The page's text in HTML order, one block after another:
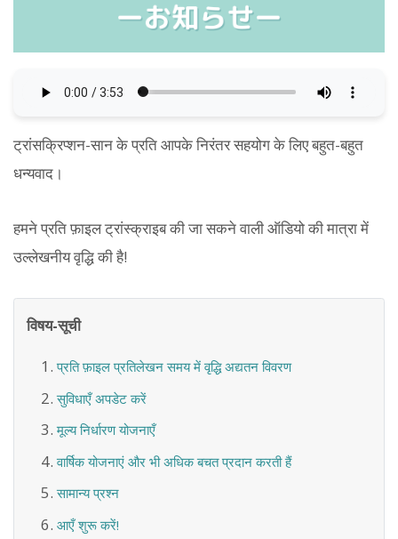
ट्रांसक्रिप्शन-सान के प्रति आपके निरंतर सहयोग के लिए बहुत-बहुत
धन्यवाद।
हमने प्रति फ़ाइल ट्रांस्क्राइब की जा सकने वाली ऑडियो की मात्रा में
उल्लेखनीय वृद्धि की है!
विषय-सूची
प्रति फ़ाइल प्रतिलेखन समय में वृद्धि अद्यतन विवरण
सुविधाएँ अपडेट करें
मूल्य निर्धारण योजनाएँ
वार्षिक योजनाएं और भी अधिक बचत प्रदान करती हैं
सामान्य प्रश्न
आएँ शुरू करें!